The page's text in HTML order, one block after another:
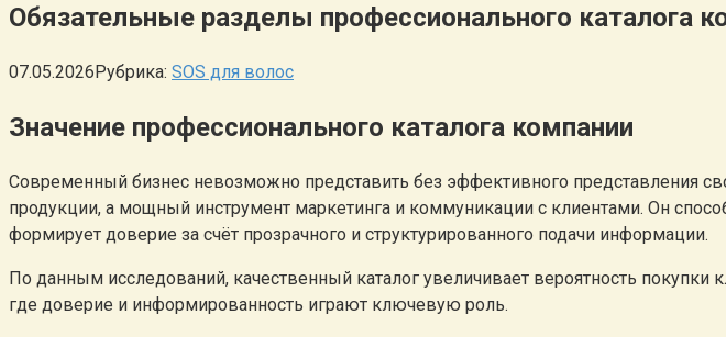
Обязательные разделы профессионального каталога
07.05.2026Рубрика: SOS для волос
Значение профессионального каталога компании
Современный бизнес невозможно представить без эффективного представления
продукции, а мощный инструмент маркетинга и коммуникации с клиентами. Он
формирует доверие за счёт прозрачного и структурированного подачи информации.
По данным исследований, качественный каталог увеличивает вероятность
где доверие и информированность играют ключевую роль.